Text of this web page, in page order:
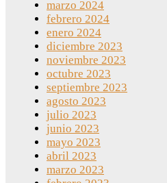
marzo 2024
febrero 2024
enero 2024
diciembre 2023
noviembre 2023
octubre 2023
septiembre 2023
agosto 2023
julio 2023
junio 2023
mayo 2023
abril 2023
marzo 2023